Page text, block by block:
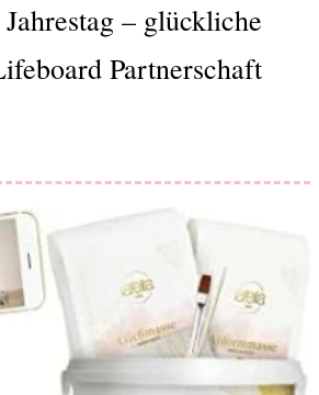
– glückliche
Partnerschaft